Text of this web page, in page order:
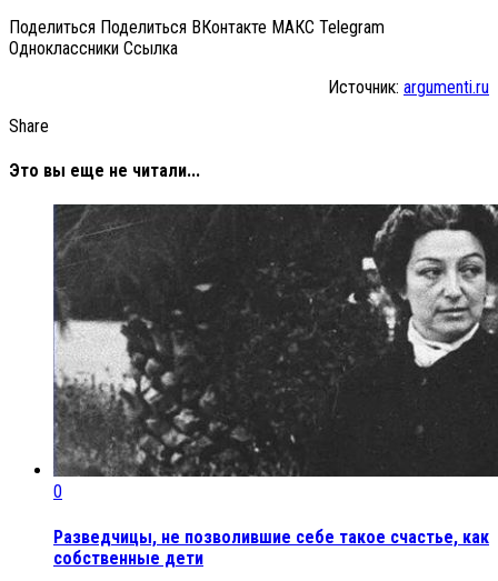
Поделиться Поделиться ВКонтакте МАКС Telegram
Одноклассники Cсылка
Источник: argumenti.ru
Share
Это вы еще не читали...
0
Разведчицы, не позволившие себе такое счастье, как
собственные дети